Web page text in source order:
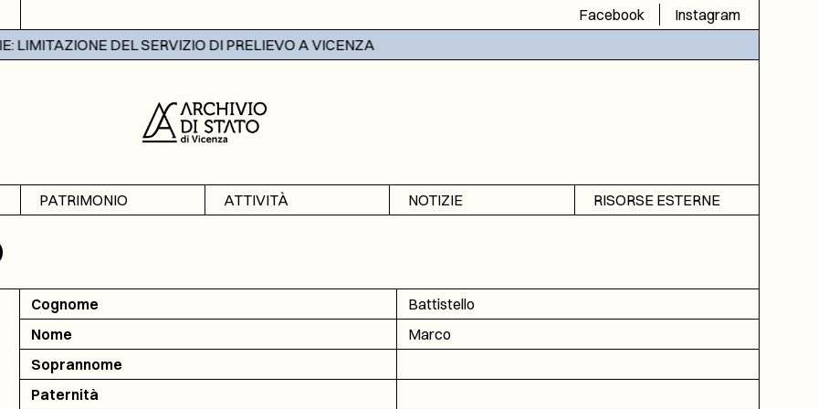
Facebook
Instagram
DEL SERVIZIO DI PRELIEVO A VICENZA
PATRIMONIO
ATTIVITÀ
NOTIZIE
RISORSE ESTERNE
DGA
ICAR
Cognome
Battistello
Nome
Marco
Soprannome
Paternità